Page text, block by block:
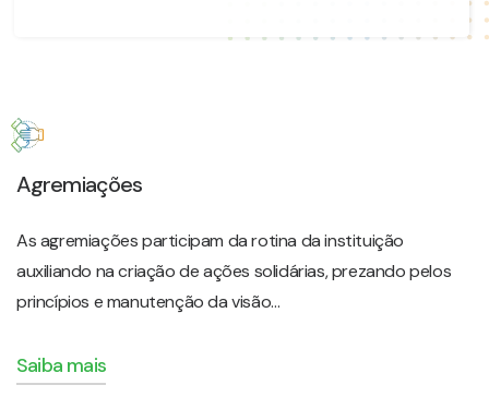
Agremiações
As agremiações participam da rotina da instituição
auxiliando na criação de ações solidárias, prezando pelos
princípios e manutenção da visão…
Saiba mais